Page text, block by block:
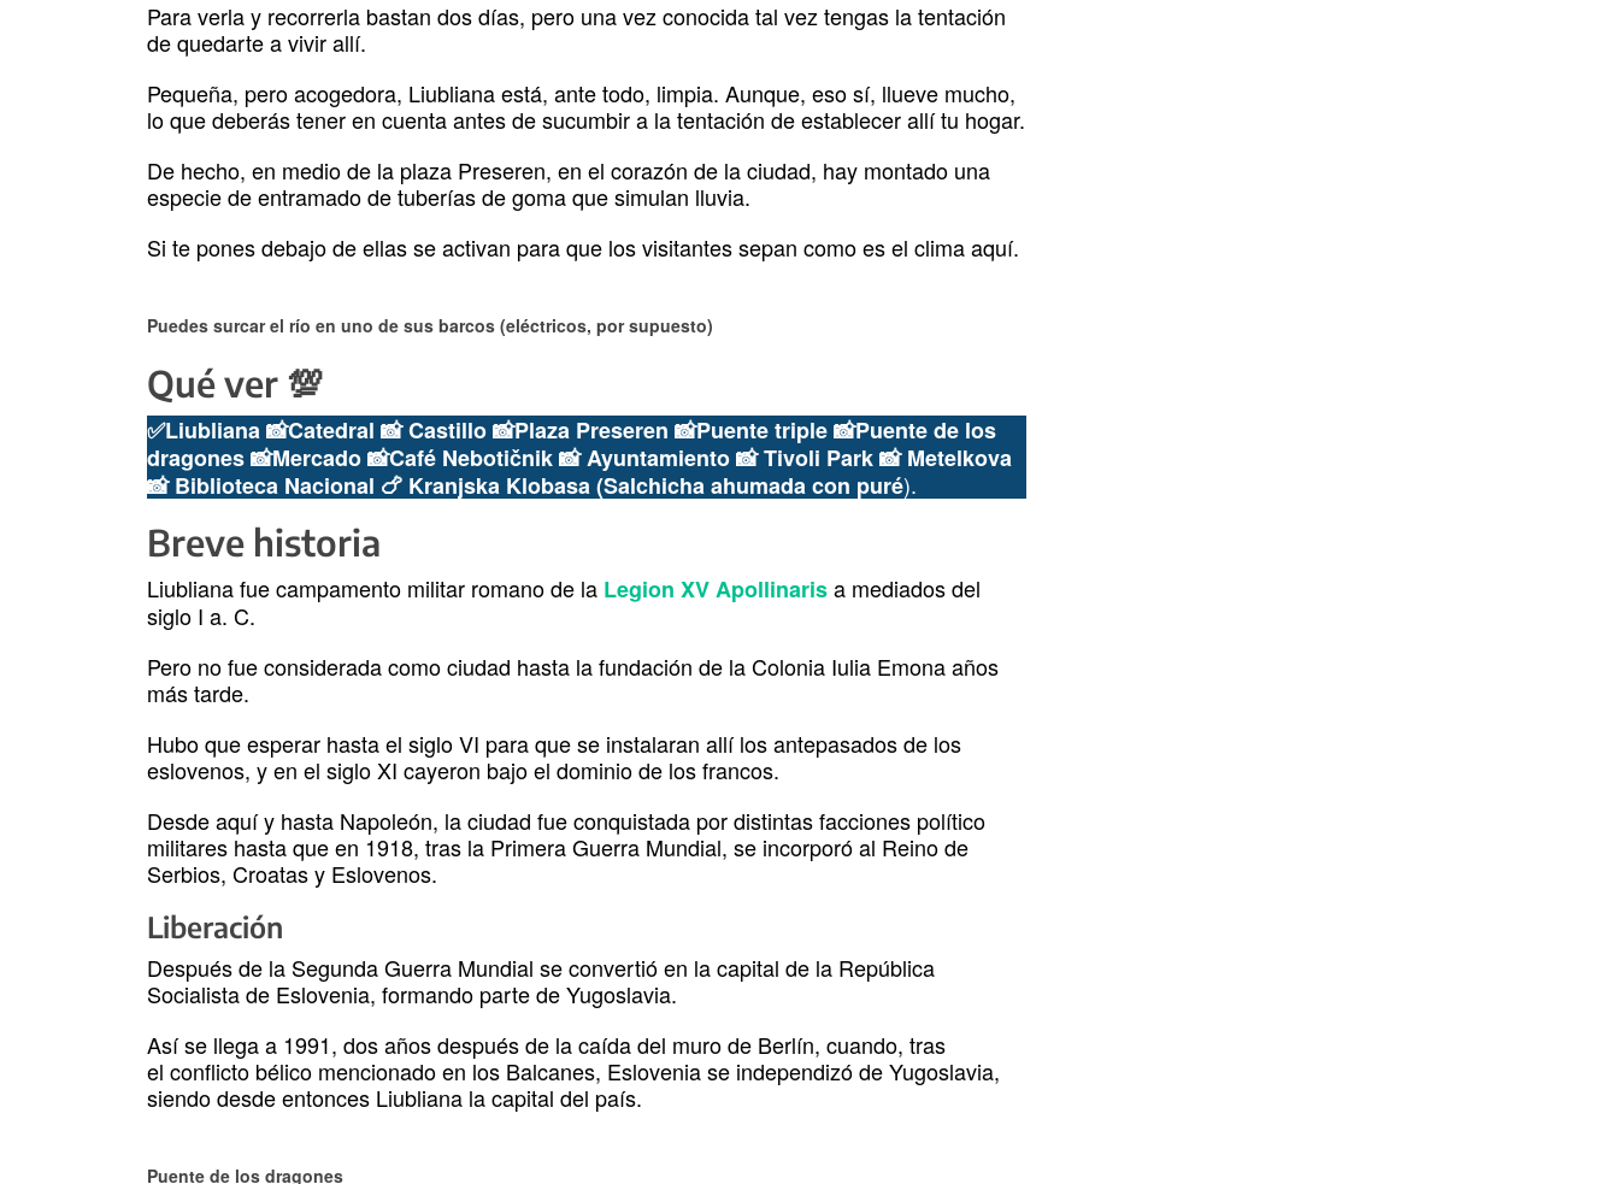
Para verla y recorrerla bastan dos días, pero una vez conocida tal vez tengas la tentación
de quedarte a vivir allí.
Pequeña, pero acogedora, Liubliana está, ante todo, limpia. Aunque, eso sí, llueve mucho,
lo que deberás tener en cuenta antes de sucumbir a la tentación de establecer allí tu hogar.
De hecho, en medio de la plaza Preseren, en el corazón de la ciudad, hay montado una
especie de entramado de tuberías de goma que simulan lluvia.
Si te pones debajo de ellas se activan para que los visitantes sepan como es el clima aquí.
Puedes surcar el río en uno de sus barcos (eléctricos, por supuesto)
Qué ver 💯
✅Liubliana📸Catedral 📸 Castillo 📸Plaza Preseren 📸Puente triple📸Puente de los
dragones📸Mercado📸Café Nebotičnik📸 Ayuntamiento📸 Tivoli Park📸 Metelkova
📸 Biblioteca Nacional 🍗 Kranjska Klobasa (Salchicha ahumada con puré).
Breve historia
Liubliana fue campamento militar romano de la Legion XV Apollinarisa mediados del
siglo I a. C.
Pero no fue considerada como ciudad hasta la fundación de la Colonia Iulia Emona años
más tarde.
Hubo que esperar hasta el siglo VI para que se instalaran allí los antepasados de los
eslovenos, y en el siglo XI cayeron bajo el dominio de los francos.
Desde aquí y hasta Napoleón, la ciudad fue conquistada por distintas facciones político
militares hasta que en 1918, tras la Primera Guerra Mundial, se incorporó al Reino de
Serbios, Croatas y Eslovenos.
Liberación
Después de la Segunda Guerra Mundial se convertió en la capital de la República
Socialista de Eslovenia, formando parte de Yugoslavia.
Así se llega a 1991, dos años después de la caída del muro de Berlín, cuando, tras
el conflicto bélico mencionado en los Balcanes, Eslovenia se independizó de Yugoslavia,
siendo desde entonces Liubliana la capital del país. ​
Puente de los dragones